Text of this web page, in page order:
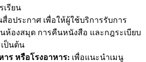
เรียน
สื่อประกาศ เพื่อให้ผู้ใช้บริการรับการ
ห้องสมุด การคืนหนังสือ และกฎระเบียบ
ป็นต้น
าร หรือโรงอาหาร: เพื่อแนะนำเมนู